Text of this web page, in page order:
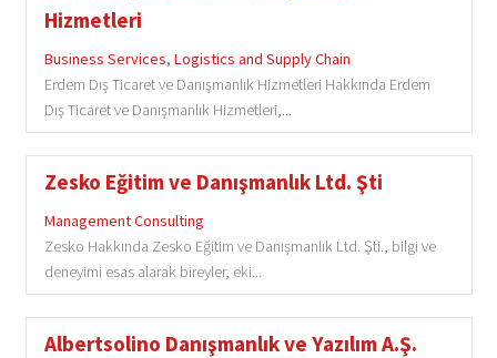
Hizmetleri
Business Services, Logistics and Supply Chain
Erdem Dış Ticaret ve Danışmanlık Hizmetleri Hakkında Erdem
Dış Ticaret ve Danışmanlık Hizmetleri,...
Zesko Eğitim ve Danışmanlık Ltd. Şti
Management Consulting
Zesko Hakkında Zesko Eğitim ve Danışmanlık Ltd. Şti., bilgi ve
deneyimi esas alarak bireyler, eki...
Albertsolino Danışmanlık ve Yazılım A.Ş.